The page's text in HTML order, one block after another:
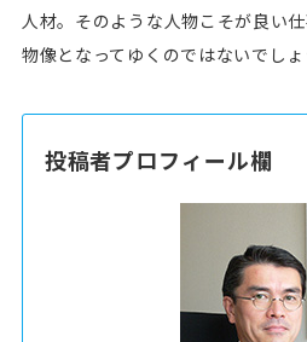
人材。そのような人物こそが良い
物像となってゆくのではないでしょ
投稿者プロフィール欄